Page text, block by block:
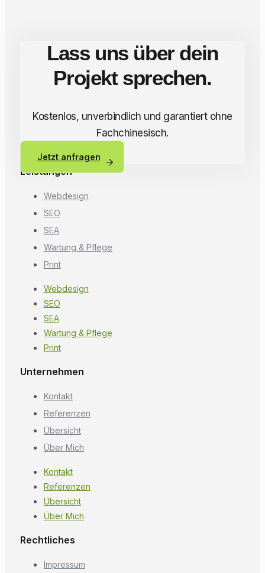
Lass uns über dein
Projekt sprechen.
Kostenlos, unverbindlich und garantiert ohne
Fachchinesisch.
Jetzt anfragen
Leistungen
Webdesign
SEO
SEA
Wartung & Pflege
Print
Webdesign
SEO
SEA
Wartung & Pflege
Print
Unternehmen
Kontakt
Referenzen
Übersicht
Über Mich
Kontakt
Referenzen
Übersicht
Über Mich
Rechtliches
Impressum